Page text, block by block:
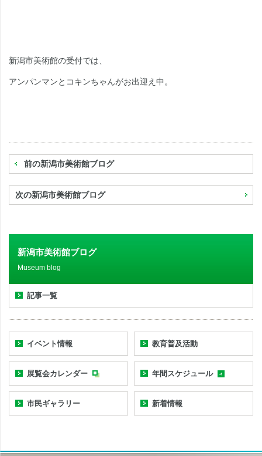
新潟市美術館の受付では、
アンパンマンとコキンちゃんがお出迎え中。
前の新潟市美術館ブログ
次の新潟市美術館ブログ
新潟市美術館ブログ
Museum blog
記事一覧
イベント情報 教育普及活動
展覧会カレンダー 年間スケジュール
市民ギャラリー 新着情報